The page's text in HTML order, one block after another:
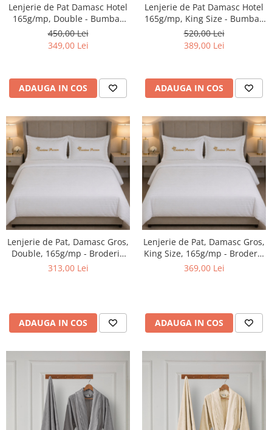
Lenjerie de Pat Damasc Hotel
165g/mp, Double - Bumbac
Premium CASIMI
450,00 Lei
349,00 Lei
ADAUGA IN COS
Lenjerie de Pat Damasc Hotel
165g/mp, King Size - Bumbac
Premium CASIMI
520,00 Lei
389,00 Lei
ADAUGA IN COS
Lenjerie de Pat, Damasc Gros,
Double, 165g/mp - Broderie
Personalizata
313,00 Lei
ADAUGA IN COS
Lenjerie de Pat, Damasc Gros,
King Size, 165g/mp - Broderie
Personalizata
369,00 Lei
ADAUGA IN COS